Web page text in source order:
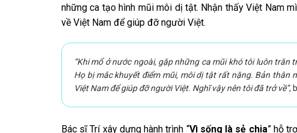
những ca tạo hình mũi môi dị tật. Nhận thấy Việt Nam
về Việt Nam để giúp đỡ người Việt.
“Khi mổ ở nước ngoài, gặp những ca mũi khó tôi luôn trăn
Họ bị mắc khuyết điểm mũi, môi dị tật rất nặng. Bản
Việt Nam để giúp đỡ người Việt. Nghĩ vậy nên tôi đã trở về”,
Bác sĩ Trí xây dựng hành trình “Vì sống là sẻ chia” hỗ